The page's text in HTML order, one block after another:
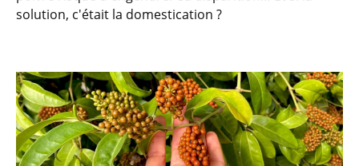
solution, c'était la domestication ?